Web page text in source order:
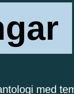
med